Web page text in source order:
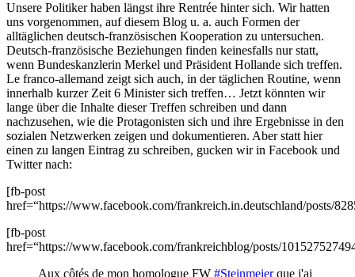
Unsere Politiker haben längst ihre Rentrée hinter sich. Wir hatten
uns vorgenommen, auf diesem Blog u. a. auch Formen der
alltäglichen deutsch-französischen Kooperation zu untersuchen.
Deutsch-französische Beziehungen finden keinesfalls nur statt,
wenn Bundeskanzlerin Merkel und Präsident Hollande sich treffen.
Le franco-allemand zeigt sich auch, in der täglichen Routine, wenn
innerhalb kurzer Zeit 6 Minister sich treffen… Jetzt könnten wir
lange über die Inhalte dieser Treffen schreiben und dann
nachzusehen, wie die Protagonisten sich und ihre Ergebnisse in den
sozialen Netzwerken zeigen und dokumentieren. Aber statt hier
einen zu langen Eintrag zu schreiben, gucken wir in Facebook und
Twitter nach:
[fb-post
href=“https://www.facebook.com/frankreich.in.deutschland/posts/
[fb-post
href=“https://www.facebook.com/frankreichblog/posts/
Aux côtés de mon homologue FW #Steinmeierque j'ai